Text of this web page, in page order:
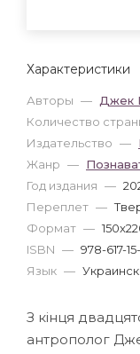
Характеристики
Авторы — Джек
Количество
Издательство —
Жанр —
Год издания —
Переплет —
Формат —
ISBN — 978-617-
Язык —
З кінця
антрополог